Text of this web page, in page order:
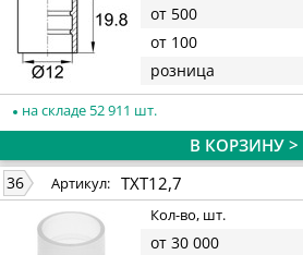
от 500
от 100
розница
на складе 52 911 шт.
В КОРЗИНУ >
36 Артикул: TXT12,7
Кол-во, шт.
от 30 000